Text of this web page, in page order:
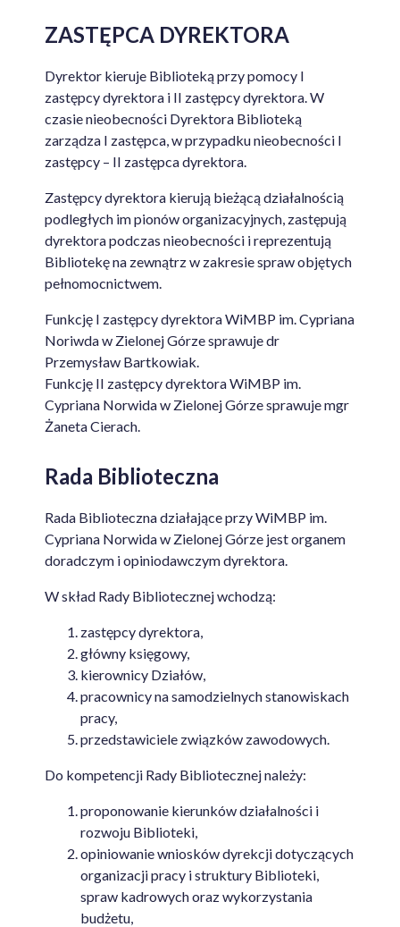
ZASTĘPCA DYREKTORA
Dyrektor kieruje Biblioteką przy pomocy I
zastępcy dyrektora i II zastępcy dyrektora. W
czasie nieobecności Dyrektora Biblioteką
zarządza I zastępca, w przypadku nieobecności I
zastępcy – II zastępca dyrektora.
Zastępcy dyrektora kierują bieżącą działalnością
podległych im pionów organizacyjnych, zastępują
dyrektora podczas nieobecności i reprezentują
Bibliotekę na zewnątrz w zakresie spraw objętych
pełnomocnictwem.
Funkcję I zastępcy dyrektora WiMBP im. Cypriana
Noriwda w Zielonej Górze sprawuje dr
Przemysław Bartkowiak.
Funkcję II zastępcy dyrektora WiMBP im.
Cypriana Norwida w Zielonej Górze sprawuje mgr
Żaneta Cierach.
Rada Biblioteczna
Rada Biblioteczna działające przyWiMBP im.
Cypriana Norwida w Zielonej Górze jest organem
doradczym i opiniodawczym dyrektora.
W skład Rady Bibliotecznej wchodzą:
zastępcy dyrektora,
główny księgowy,
kierownicy Działów,
pracownicy na samodzielnych stanowiskach
pracy,
przedstawiciele związków zawodowych.
Do kompetencji Rady Bibliotecznej należy:
proponowanie kierunków działalności i
rozwoju Biblioteki,
opiniowanie wniosków dyrekcji dotyczących
organizacji pracy i struktury Biblioteki,
spraw kadrowych oraz wykorzystania
budżetu,